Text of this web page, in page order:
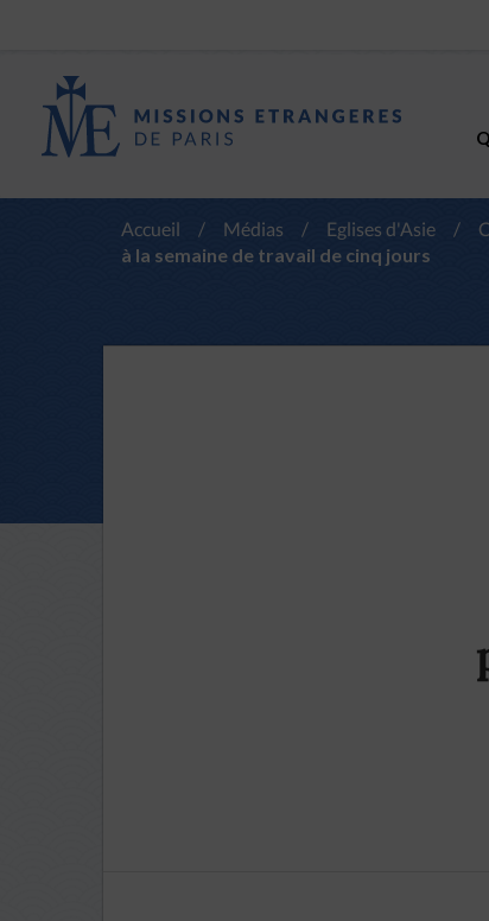
Accueil / Médias / Eglises d'Asie /
à la semaine de travail de cinq jours